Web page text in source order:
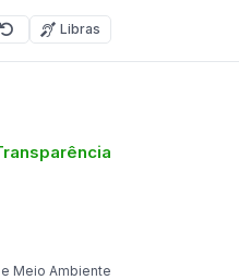
de linha
dos caracteres
RedefinirLibras
Meio Ambiente